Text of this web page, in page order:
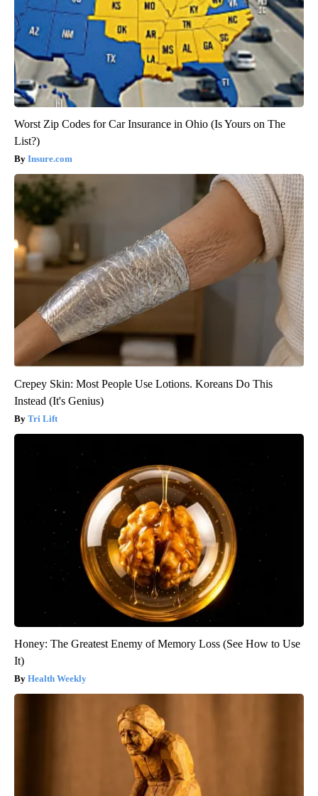
Worst Zip Codes for Car Insurance in Ohio (Is Yours on The
List?)
Insure.com
Crepey Skin: Most People Use Lotions. Koreans Do This
Instead (It's Genius)
Tri Lift
Honey: The Greatest Enemy of Memory Loss (See How to Use
It)
Health Weekly